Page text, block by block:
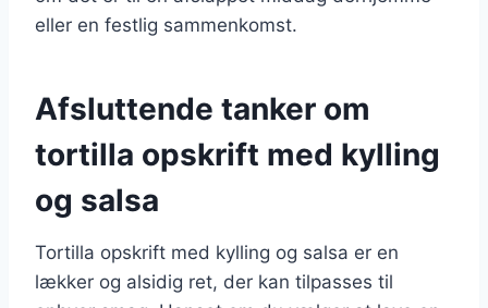
eller en festlig sammenkomst.
Afsluttende tanker om
tortilla opskrift med kylling
og salsa
Tortilla opskrift med kylling og salsa er en
lækker og alsidig ret, der kan tilpasses til